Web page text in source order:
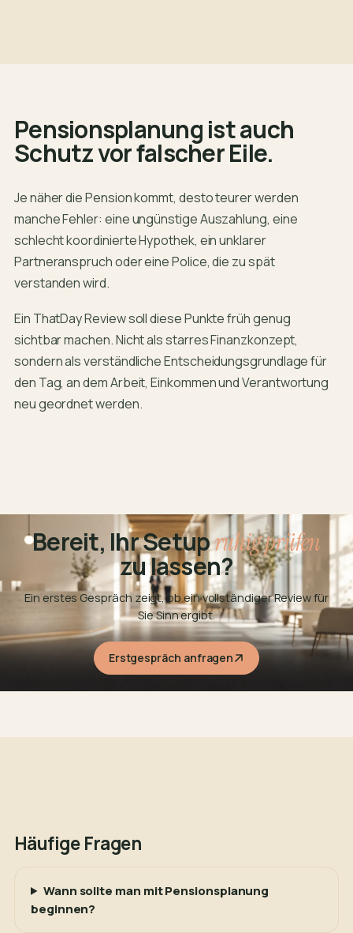
Pensionsplanung ist auch
Schutz vor falscher Eile.
Je näher die Pension kommt, desto teurer werden
manche Fehler: eine ungünstige Auszahlung, eine
schlecht koordinierte Hypothek, ein unklarer
Partneranspruch oder eine Police, die zu spät
verstanden wird.
Ein ThatDay Review soll diese Punkte früh genug
sichtbar machen. Nicht als starres Finanzkonzept,
sondern als verständliche Entscheidungsgrundlage für
den Tag, an dem Arbeit, Einkommen und Verantwortung
neu geordnet werden.
Bereit, Ihr Setupruhig prüfen
zu lassen?
Ein erstes Gespräch zeigt, ob ein vollständiger Review für
Sie Sinn ergibt.
Erstgespräch anfragen
Häufige Fragen
Wann sollte man mit Pensionsplanung
beginnen?